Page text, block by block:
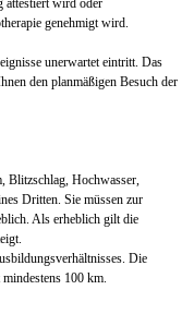
attestiert wird oder
genehmigt wird.
unerwartet eintritt. Das
den planmäßigen Besuch der
Blitzschlag, Hochwasser,
Dritten. Sie müssen zur
Als erheblich gilt die
Die
100 km.